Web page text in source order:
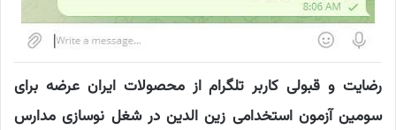
رضایت و قبولی کاربر تلگرام از محصولات ایران عرضه برای
سومین آزمون استخدامی زین الدین در شغل نوسازی مدارس